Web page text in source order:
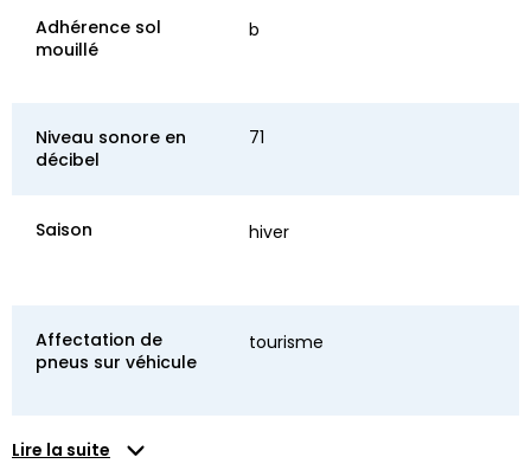
Adhérence sol
mouillé
b
Niveau sonore en
décibel
71
Saison hiver
Affectation de
pneus sur véhicule
tourisme
Lire la suite